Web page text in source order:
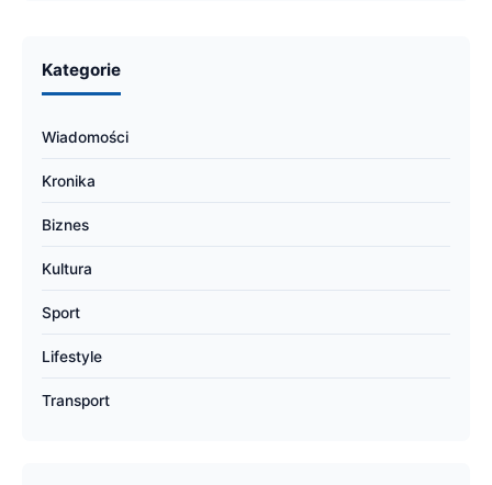
Kategorie
Wiadomości
Kronika
Biznes
Kultura
Sport
Lifestyle
Transport